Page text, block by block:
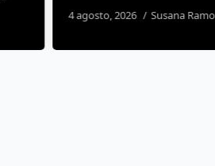
4 agosto, 2026 Susana Ramos